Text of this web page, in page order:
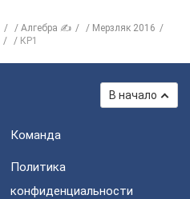
Алгебра ✍
Мерзляк 2016
КР1
В начало
Команда
Политика
конфиденциальности